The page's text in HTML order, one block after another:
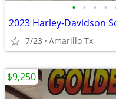
• • • •
2023 Harley-Davidson
7/23 Amarillo Tx
$9,250